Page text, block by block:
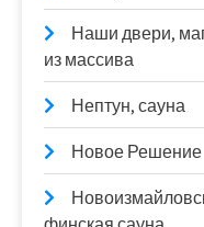
Наши двери,
из массива
Нептун, сауна
Новое Решение